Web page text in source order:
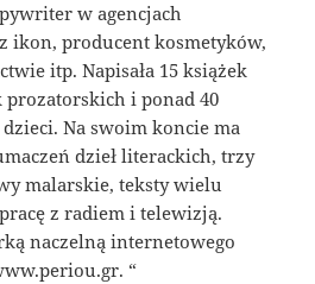
w agencjach
ikon, producent kosmetyków,
itp. Napisała 15 książek
prozatorskich i ponad 40
Na swoim koncie ma
dzieł literackich, trzy
malarskie, teksty wielu
z radiem i telewizją.
naczelną internetowego
“